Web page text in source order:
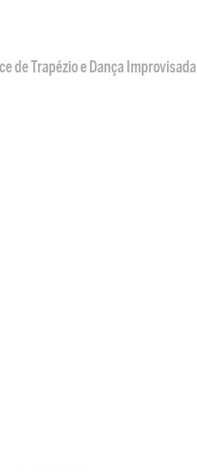
de Trapézio e Dança Improvisada